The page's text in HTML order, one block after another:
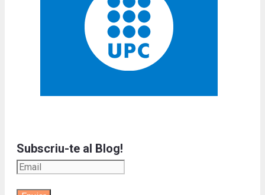
Subscriu-te al Blog!